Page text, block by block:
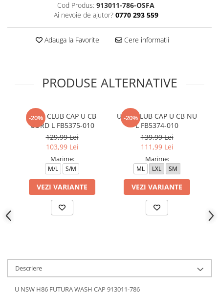
Cod Produs: 913011-786-OSFA
Ai nevoie de ajutor? 0770 293 559
Adauga la Favorite Cere informatii
PRODUSE ALTERNATIVE
-20%
U NK CLUB CAP U CB
CORD L FB5375-010
129,99 Lei
103,99 Lei
Marime:
M/L S/M
VEZI VARIANTE
-20%
U NK CLUB CAP U CB NU
L FB5374-010
139,99 Lei
111,99 Lei
Marime:
ML LXL SM
VEZI VARIANTE
Descriere
U NSW H86 FUTURA WASH CAP 913011-786